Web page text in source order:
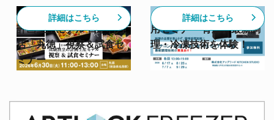
【6/30開催】高級割烹の
計画生産モデル 日本料理
店「丸徳」視察＆試食セ
ミナー
詳細はこちら
【スチコン✕急速冷凍活
用セミナー 青森】最新調
理・冷凍技術を体験！
詳細はこちら